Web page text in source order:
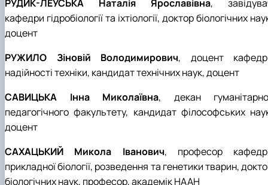
РУДИК-ЛЕУСЬКА Наталія Ярославівна,
кафедри гідробіології та іхтіології, доктор біологічних
доцент
РУЖИЛО Зіновій Володимирович, доцент
надійності техніки, кандидат технічних наук, доцент
САВИЦЬКА Інна Миколаївна, декан
педагогічного факультету, кандидат філософських
доцент
САХАЦЬКИЙ Микола Іванович, професор
прикладної біології, розведення та генетики тварин,
біологічних наук, професор, академік НААН